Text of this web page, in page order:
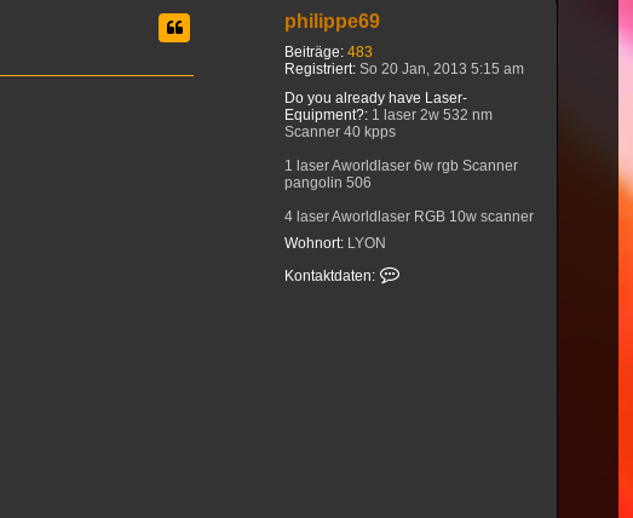
philippe69
Beiträge: 483
Registriert: So 20 Jan, 2013 5:15 am
Do you already have Laser-
Equipment?: 1 laser 2w 532 nm
Scanner 40 kpps
1 laser Aworldlaser 6w rgb Scanner
pangolin 506
4 laser Aworldlaser RGB 10w scanner
DT40 60 degrés
1 laser Aworldlaser 14w rgb Scanner
DT40 60 degrés
Wohnort: LYON
Kontaktdaten: